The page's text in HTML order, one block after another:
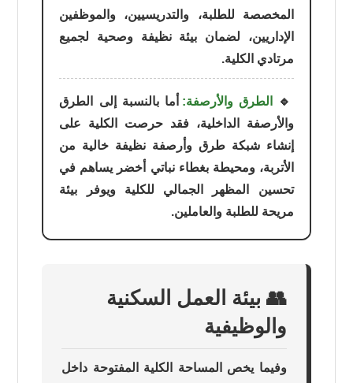
المخصصة للطلبة، والتدريسيين، والموظفين
الإداريين، لضمان بيئة نظيفة وصحية لجميع
مرتادي الكلية.
🔹 الطرق والأرصفة: أما بالنسبة إلى الطرق
والأرصفة الداخلية، فقد حرصت الكلية على
إنشاء شبكة طرق وأرصفة نظيفة خالية من
الأتربة، ومحيطة بغطاء نباتي أخضر يساهم في
تحسين المظهر الجمالي للكلية ويوفر بيئة
مريحة للطلبة والعاملين.
👥 بيئة العمل السكنية
والوظيفية
وفيما يخص المساحة الكلية المفتوحة داخل